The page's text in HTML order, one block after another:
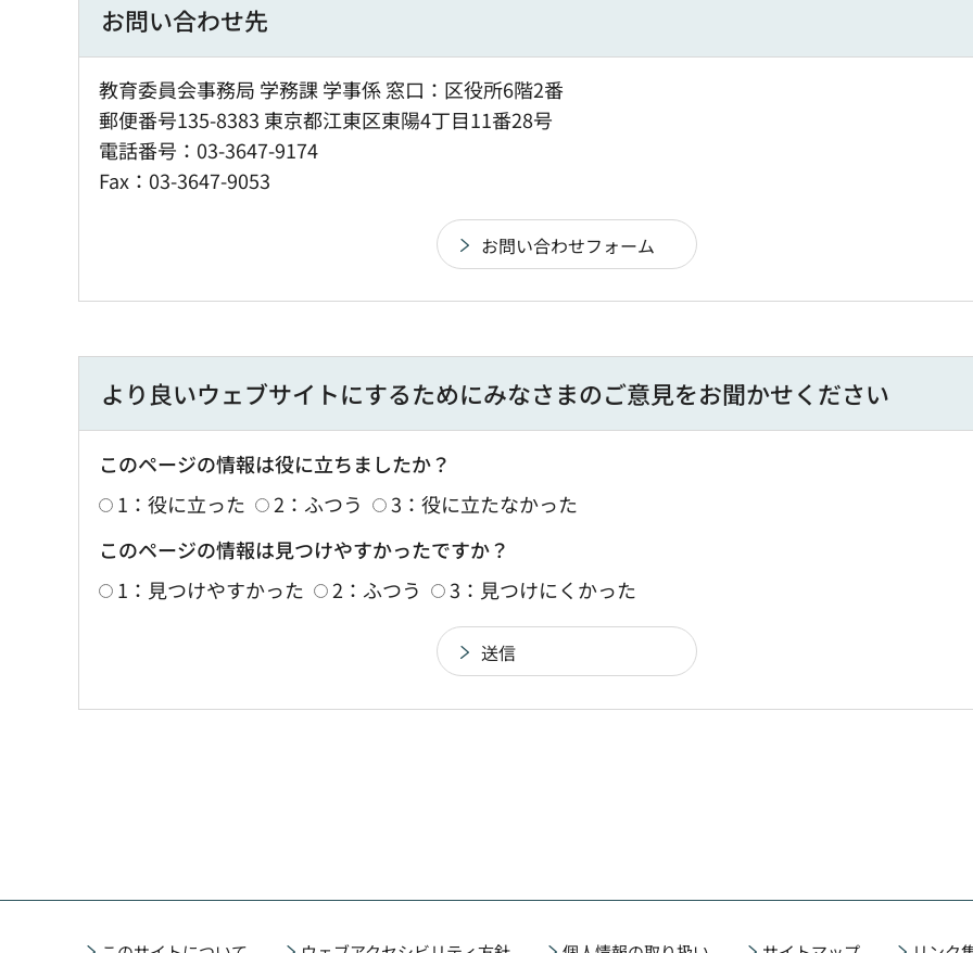
お問い合わせ先
教育委員会事務局 学務課 学事係 窓口：区役所6階2番
郵便番号135-8383 東京都江東区東陽4丁目11番28号
電話番号：03-3647-9174
Fax：03-3647-9053
より良いウェブサイトにするためにみなさまのご意見をお聞かせください
このページの情報は役に立ちましたか？
1：役に立った
2：ふつう
3：役に立たなかった
このページの情報は見つけやすかったですか？
1：見つけやすかった
2：ふつう 3：見つけにくかった